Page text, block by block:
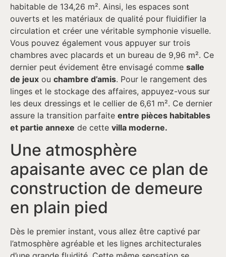
habitable de 134,26 m². Ainsi, les espaces sont
ouverts et les matériaux de qualité pour fluidifier la
circulation et créer une véritable symphonie visuelle.
Vous pouvez également vous appuyer sur trois
chambres avec placards et un bureau de 9,96 m². Ce
dernier peut évidement être envisagé comme salle
de jeux ou chambre d’amis. Pour le rangement des
linges et le stockage des affaires, appuyez-vous sur
les deux dressings et le cellier de 6,61 m². Ce dernier
assure la transition parfaite entre pièces habitables
et partie annexe de cette villa moderne.
Une atmosphère
apaisante avec ce plan de
construction de demeure
en plain pied
Dès le premier instant, vous allez être captivé par
l’atmosphère agréable et les lignes architecturales